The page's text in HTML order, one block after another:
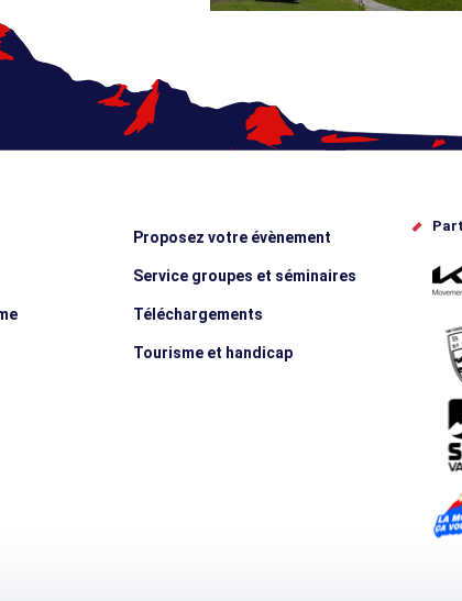
Proposez votre évènement
Service groupes et séminaires
Téléchargements
Tourisme et handicap